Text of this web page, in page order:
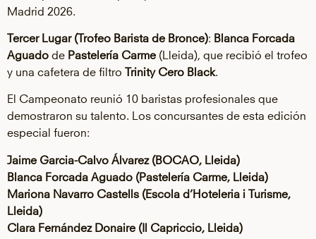
Madrid 2026.
Tercer Lugar (Trofeo Barista de Bronce): Blanca Forcada
Aguado de Pastelería Carme (Lleida), que recibió el trofeo
y una cafetera de filtro Trinity Cero Black.
El Campeonato reunió 10 baristas profesionales que
demostraron su talento. Los concursantes de esta edición
especial fueron:
Jaime Garcia-Calvo Álvarez (BOCAO, Lleida)
Blanca Forcada Aguado (Pastelería Carme, Lleida)
Mariona Navarro Castells (Escola d’Hoteleria i Turisme,
Lleida)
Clara Fernández Donaire (Il Capriccio, Lleida)